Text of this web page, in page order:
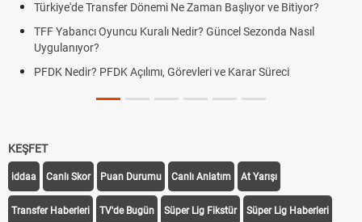
Türkiye'de Transfer Dönemi Ne Zaman Başlıyor ve Bitiyor?
TFF Yabancı Oyuncu Kuralı Nedir? Güncel Sezonda Nasıl
Uygulanıyor?
PFDK Nedir? PFDK Açılımı, Görevleri ve Karar Süreci
KEŞFET
iddaa Canlı Skor Puan Durumu Canlı Anlatım At Yarışı
Transfer Haberleri TV'de Bugün Süper Lig Fikstür Süper Lig Haberleri